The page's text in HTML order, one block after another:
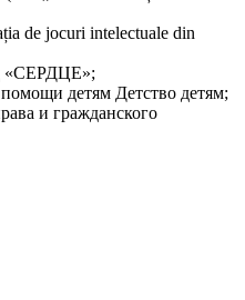
de jocuri intelectuale din
«СЕРДЦЕ»;
детям Детство детям;
и гражданского